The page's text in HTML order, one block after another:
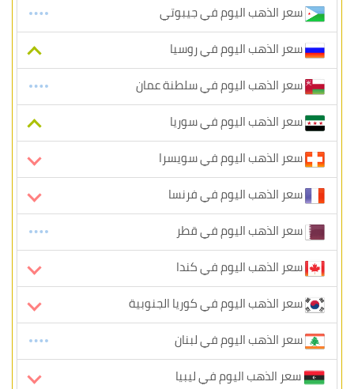
سعر الذهب اليوم في جيبوتي
سعر الذهب اليوم في روسيا
سعر الذهب اليوم في سلطنة عمان
سعر الذهب اليوم في سوريا
سعر الذهب اليوم في سويسرا
سعر الذهب اليوم في فرنسا
سعر الذهب اليوم في قطر
سعر الذهب اليوم في كندا
سعر الذهب اليوم في كوريا الجنوبية
سعر الذهب اليوم في لبنان
سعر الذهب اليوم في ليبيا